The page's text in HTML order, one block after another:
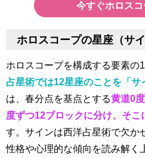
今すぐホロスコ
ホロスコープの星座（サ
ホロスコープを構成する要素の
占星術では12星座のことを「サ
は、春分点を基点とする黄道0
度ずつ12ブロックに分け、そこ
す。サインは西洋占星術で欠か
性格や心理的な傾向を読み解く